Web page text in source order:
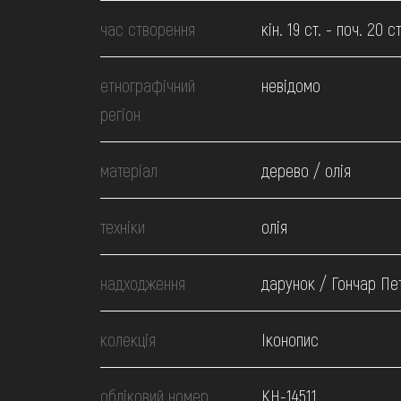
ВІДВІДАТИ
НАВЧИТИСЯ
ПОСЛУГИ
час створення кін. 19 ст. - поч. 20
етнографічний
регіон
невідомо
матеріал дерево / олія
техніки олія
надходження дарунок / Гончар
колекція Іконопис
обліковий номер КН-14511